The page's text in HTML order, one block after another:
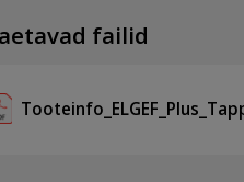
failid